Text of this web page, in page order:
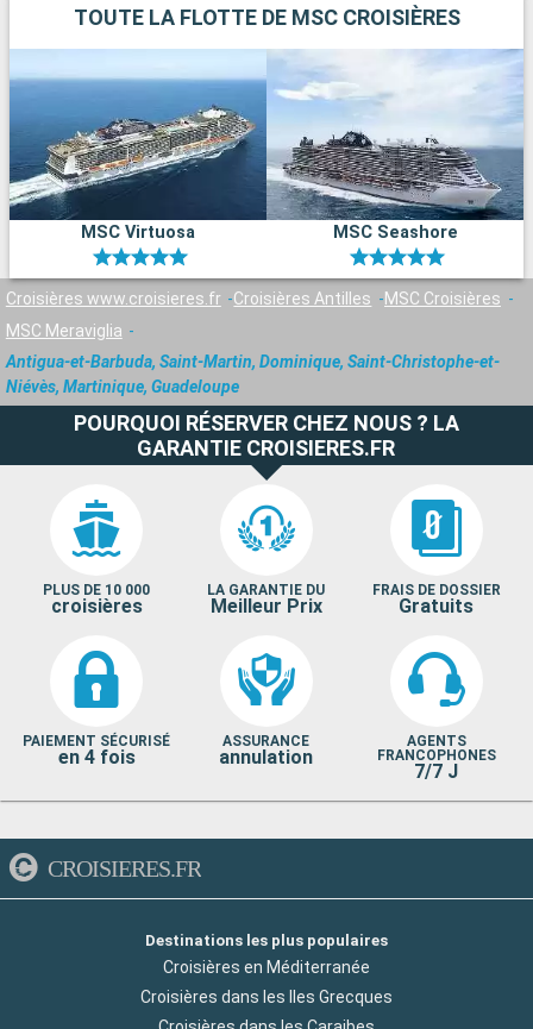
TOUTE LA FLOTTE DE MSC CROISIÈRES
MSC Virtuosa MSC Seashore
Croisières www.croisieres.fr Croisières Antilles
MSC Croisières
MSC Meraviglia
Antigua-et-Barbuda, Saint-Martin, Dominique, Saint-Christophe-et-
Niévès, Martinique, Guadeloupe
POURQUOI RÉSERVER CHEZ NOUS ? LA
GARANTIE CROISIERES.FR
PLUS DE 10 000
croisières
LA GARANTIE DU
Meilleur Prix
FRAIS DE DOSSIER
Gratuits
PAIEMENT SÉCURISÉ
en 4 fois
ASSURANCE
annulation
AGENTS
FRANCOPHONES
7/7 J
CROISIERES.FR
Destinations les plus populaires
Croisières en Méditerranée
Croisières dans les Iles Grecques